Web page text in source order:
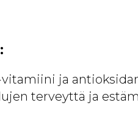
ja
terveyttä ja